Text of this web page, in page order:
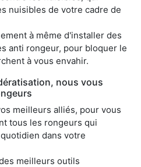
nuisibles de votre cadre de
à même d'installer des
anti rongeur, pour bloquer le
à vous envahir.
nous vous
meilleurs alliés, pour vous
tous les rongeurs qui
dans votre
meilleurs outils